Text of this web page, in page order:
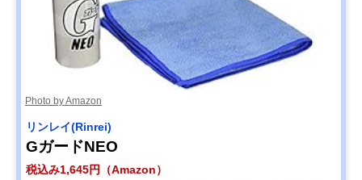
Photo by Amazon
リンレイ(Rinrei)
GガードNEO
税込み1,645円（Amazon）